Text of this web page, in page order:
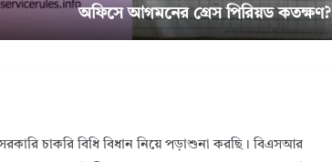
অফিসে আগমনের গ্রেস পিরিয়ড কতক্ষণ?
চাকরি বিধি বিধান নিয়ে পড়াশুনা করছি। বিএসআর